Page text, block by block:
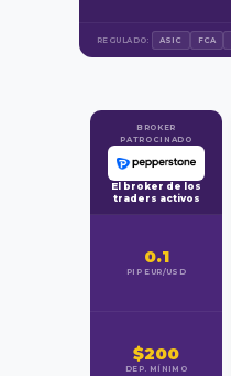
REGULADO: ASIC FCA
BROKER
PATROCINADO
El broker de los
traders activos
0.1
PIP EUR/USD
$200
DEP. MÍNIMO